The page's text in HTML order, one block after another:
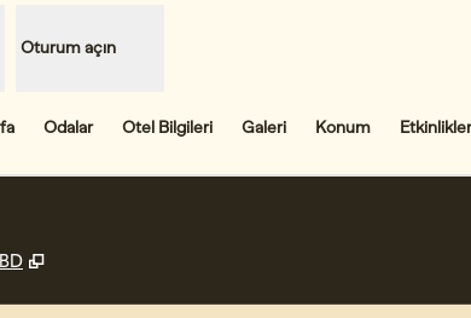
Oturum açın
Odalar Otel Bilgileri Galeri Konum Etkinlikler
,